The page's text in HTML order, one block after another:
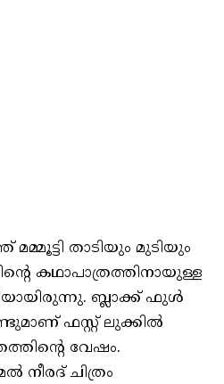
താടിയും മുടിയും
കഥാപാത്രത്തിനായുള്ള
ബ്ലാക്ക് ഫുള്‍
ഫസ്റ്റ് ലുക്കില്‍
വേഷം.
ചിത്രം